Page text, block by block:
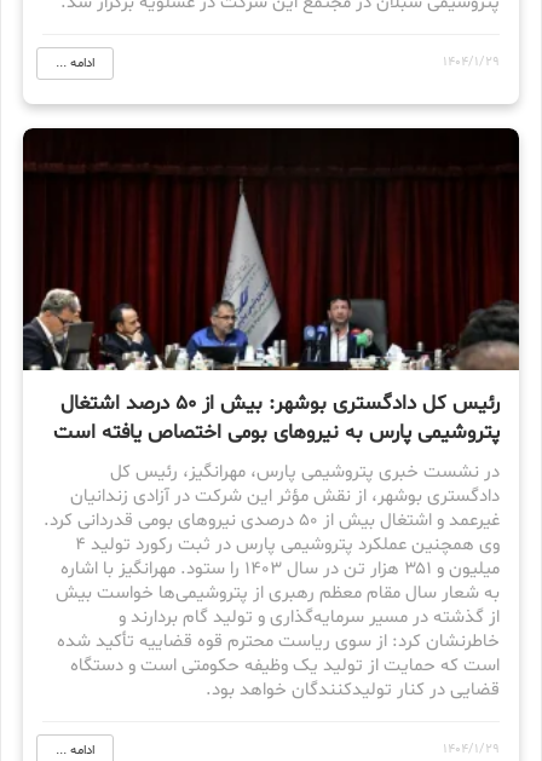
1404/1/29 ادامه ...
رئیس کل دادگستری بوشهر: بیش از 50 درصد اشتغال
پتروشیمی پارس به نیروهای بومی اختصاص یافته است
در نشست خبری پتروشیمی پارس، مهرانگیز، رئیس کل
دادگستری بوشهر، از نقش مؤثر این شرکت در آزادی زندانیان
غیرعمد و اشتغال بیش از ۵۰ درصدی نیروهای بومی قدردانی کرد.
وی همچنین عملکرد پتروشیمی پارس در ثبت رکورد تولید ۴
میلیون و ۳۵۱ هزار تن در سال ۱۴۰۳ را ستود. مهرانگیز با اشاره
به شعار سال مقام معظم رهبری از پتروشیمی‌ها خواست بیش
از گذشته در مسیر سرمایه‌گذاری و تولید گام بردارند و
خاطرنشان کرد: از سوی ریاست محترم قوه قضاییه تأکید شده
است که حمایت از تولید یک وظیفه حکومتی است و دستگاه
قضایی در کنار تولیدکنندگان خواهد بود.
1404/1/29 ادامه ...